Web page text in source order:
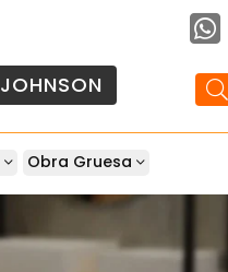
JOHNSON
Obra Gruesa